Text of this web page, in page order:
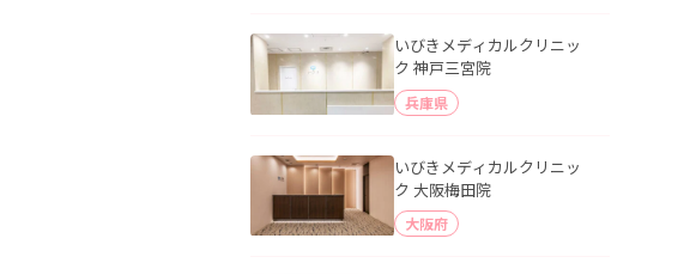
いびきメディカルクリニッ
ク 神戸三宮院
兵庫県
いびきメディカルクリニッ
ク 大阪梅田院
大阪府